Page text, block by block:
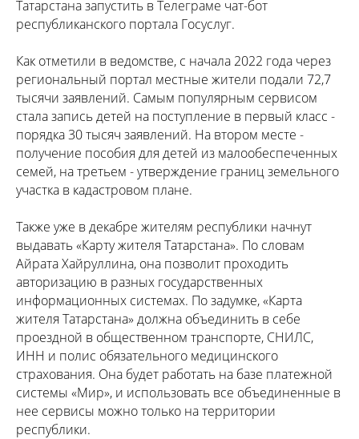
Татарстана запустить в Телеграме чат-бот
республиканского портала Госуслуг.
Как отметили в ведомстве, с начала 2022 года через
региональный портал местные жители подали 72,7
тысячи заявлений. Самым популярным сервисом
стала запись детей на поступление в первый класс -
порядка 30 тысяч заявлений. На втором месте -
получение пособия для детей из малообеспеченных
семей, на третьем - утверждение границ земельного
участка в кадастровом плане.
Также уже в декабре жителям республики начнут
выдавать «Карту жителя Татарстана». По словам
Айрата Хайруллина, она позволит проходить
авторизацию в разных государственных
информационных системах. По задумке, «Карта
жителя Татарстана» должна объединить в себе
проездной в общественном транспорте, СНИЛС,
ИНН и полис обязательного медицинского
страхования. Она будет работать на базе платежной
системы «Мир», и использовать все объединенные в
нее сервисы можно только на территории
республики.